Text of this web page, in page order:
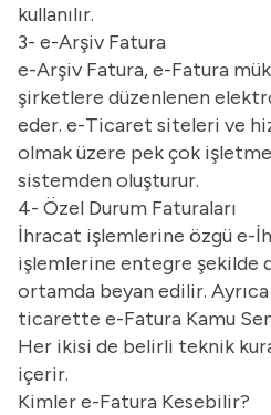
kullanılır.
3- e-Arşiv Fatura
e-Arşiv Fatura, e-Fatura
şirketlere düzenlenen
eder. e-Ticaret siteleri ve
olmak üzere pek çok
sistemden oluşturur.
4- Özel Durum Faturaları
İhracat işlemlerine özgü e-
işlemlerine entegre şekilde
ortamda beyan edilir. Ayrıca
ticarette e-Fatura Kamu
Her ikisi de belirli teknik
içerir.
Kimler e-Fatura Kesebilir?